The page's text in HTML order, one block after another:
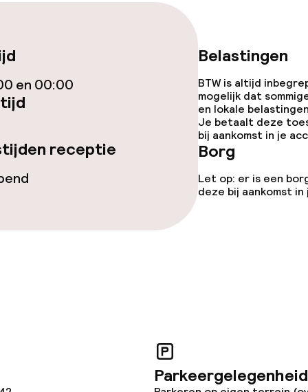
en 00:00
receptie
Belastingen
BTW is altijd
mogelijk dat
en lokale
Je betaalt deze
bij aankomst in je
Borg
Let op: er is een
deze bij aankomst
Parkeergelegenheid